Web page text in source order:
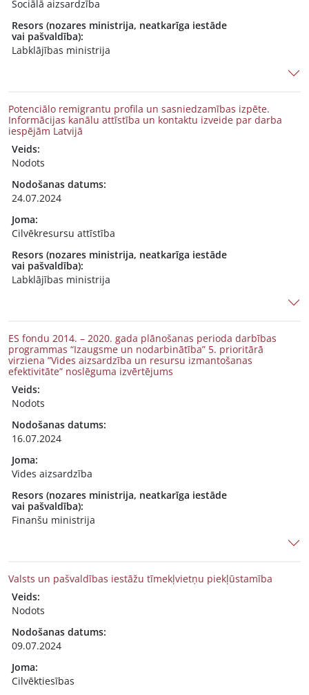
Sociālā aizsardzība
Resors (nozares ministrija, neatkarīga iestāde
vai pašvaldība):
Labklājības ministrija
Potenciālo remigrantu profila un sasniedzamības izpēte.
Informācijas kanālu attīstība un kontaktu izveide par darba
iespējām Latvijā
Veids:
Nodots
Nodošanas datums:
24.07.2024
Joma:
Cilvēkresursu attīstība
Resors (nozares ministrija, neatkarīga iestāde
vai pašvaldība):
Labklājības ministrija
ES fondu 2014. – 2020. gada plānošanas perioda darbības
programmas “Izaugsme un nodarbinātība” 5. prioritārā
virziena ”Vides aizsardzība un resursu izmantošanas
efektivitāte” noslēguma izvērtējums
Veids:
Nodots
Nodošanas datums:
16.07.2024
Joma:
Vides aizsardzība
Resors (nozares ministrija, neatkarīga iestāde
vai pašvaldība):
Finanšu ministrija
Valsts un pašvaldības iestāžu tīmekļvietņu piekļūstamība
Veids:
Nodots
Nodošanas datums:
09.07.2024
Joma:
Cilvēktiesības